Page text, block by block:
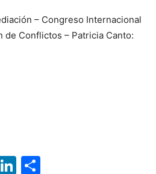
– Congreso Internacional
de Conflictos – Patricia Canto:
LinkedIn